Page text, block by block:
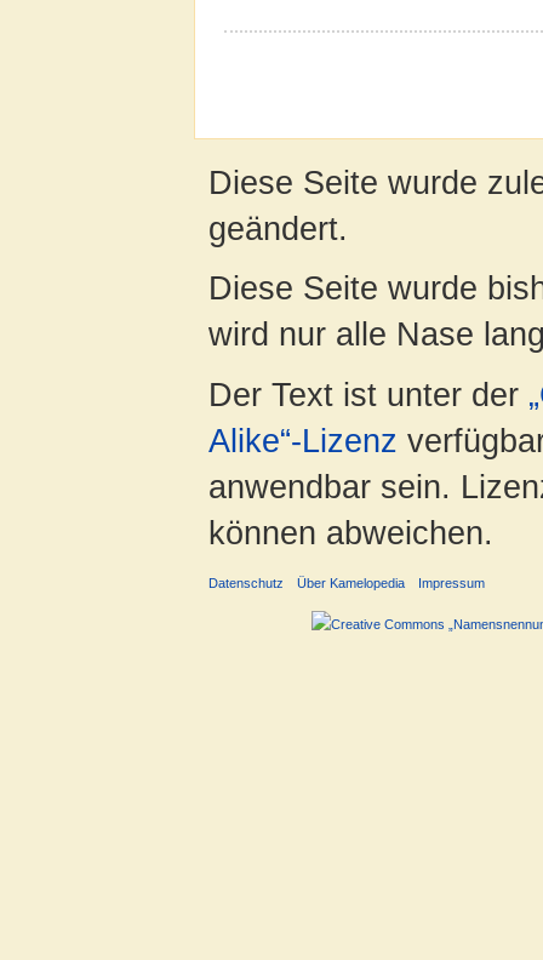
Diese Seite wurde
geändert.
Diese Seite wurde
wird nur alle Nase
Der Text ist unter der
Alike“-Lizenz
anwendbar sein.
können abweichen.
Datenschutz Über Kamelopedia Impressum